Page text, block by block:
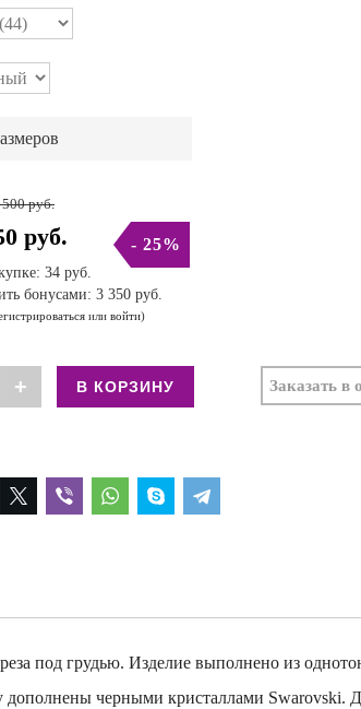
руб.
руб. - 25%
34 руб.
бонусами: 3 350 руб.
или войти)
Заказать в
под грудью. Изделие выполнено из
черными кристаллами Swarovski.